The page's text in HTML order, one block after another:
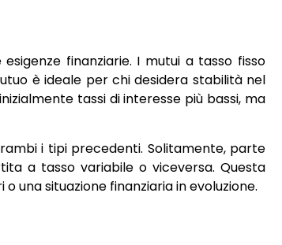
finanziarie. I mutui a tasso fisso
è ideale per chi desidera stabilità nel
tassi di interesse più bassi, ma
i tipi precedenti. Solitamente, parte
a tasso variabile o viceversa. Questa
una situazione finanziaria in evoluzione.